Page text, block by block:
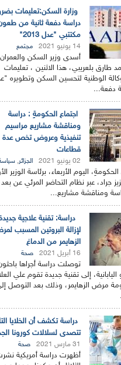
وزارة السكن:تعليمات
دراسة دفعة ثانية من
مكتتبي "عدل 2013"
14 يونيو 2021 مجتمع
أسدى وزير السكن والعمران
طارق بلعريبي، هذا الاثنين ، تعليمات
الوطنية لتحسين السكن وتطويره
دفعة...
اجتماع الحكومةِ : دراسة
ومناقشة مشاريع مراسيم
تنفيذية وعروض تخص عدة
قطاعات
02 يونيو 2021 الجزائر,
اليوم الأربعاء، برئاسة الوزير
جراد، عبر نظام التحاضر المرئي عن
ومناقشة مشاريع...
دراسة: تقنية علاجية
لإزالة البروتين المسبب
الزهايمر من الدماغ
16 أبريل 2021 صحة
توصلت دراسة أجراها
إلى تقنية جديدة تقوم علي
مرض الزهايمر، وذلك بعد التوصل
دراسة تكشف أن الخلايا
تتصدى لسلالات كورونا
31 مارس 2021 صحة
أظهرت دراسة أمريكية